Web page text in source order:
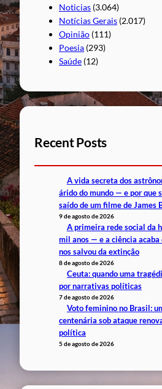
Noticias (3.064)
Notícias Gerais (2.017)
Opinião (111)
Poesia (293)
Saúde (12)
Recent Posts
A vida secreta dos
árido do mundo — e por que
saído de um filme de James
9 de agosto de 2026
A primeira rede social da
mil anos — e a ciência
nos salvou da extinção
8 de agosto de 2026
Ceuta: quando uma
por narrativas políticas
7 de agosto de 2026
Voto feminino no Brasil:
centenária sob ataque
política
5 de agosto de 2026